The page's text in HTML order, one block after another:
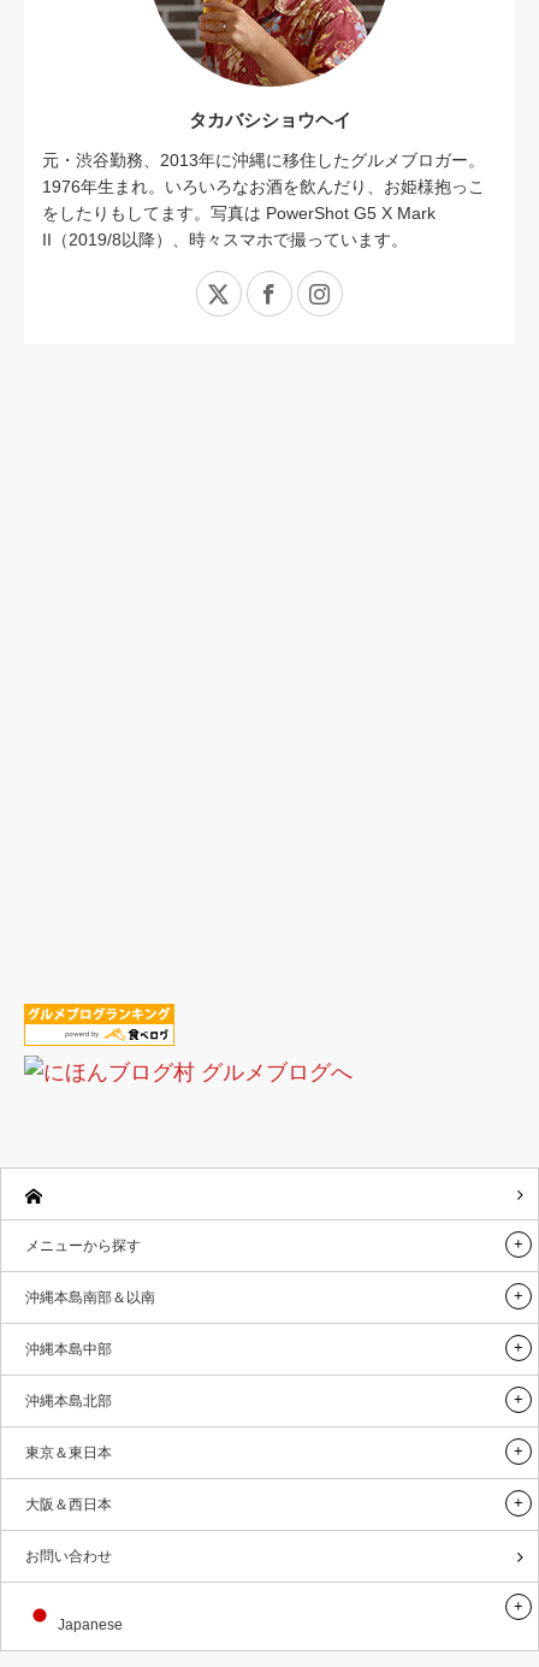
タカバシショウヘイ
元・渋谷勤務、2013年に沖縄に移住したグルメブロガー。
1976年生まれ。いろいろなお酒を飲んだり、お姫様抱っこ
をしたりもしてます。写真は PowerShot G5 X Mark
II（2019/8以降）、時々スマホで撮っています。
X FacebookInstagram
メニューから探す
沖縄本島南部＆以南
沖縄本島中部
沖縄本島北部
東京＆東日本
大阪＆西日本
お問い合わせ
Japanese